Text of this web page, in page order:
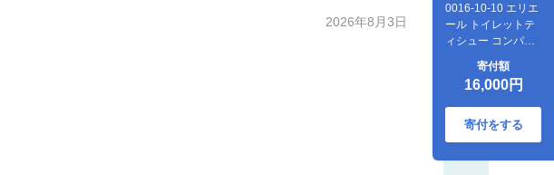
0016-10-10 エリエ
ール トイレットテ
ィシュー コンパク
×8パック 64ロー
ル 1.5倍巻 45m
トイレットペーパ
ー ダブル パルプ
100％ 香りつき 日
寄付額
16,000円
寄付をする
2026年8月3日